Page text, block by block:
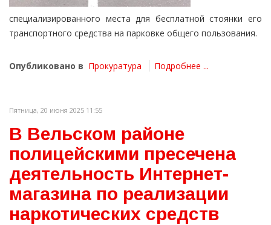
специализированного места для бесплатной стоянки его
транспортного средства на парковке общего пользования.
Опубликовано в Прокуратура Подробнее ...
Пятница, 20 июня 2025 11:55
В Вельском районе
полицейскими пресечена
деятельность Интернет-
магазина по реализации
наркотических средств